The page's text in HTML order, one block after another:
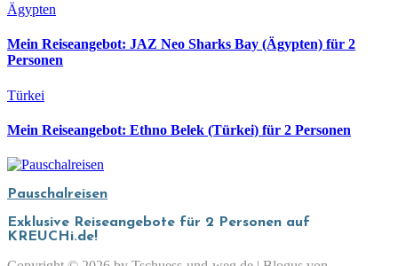
Ägypten
Mein Reiseangebot: JAZ Neo Sharks Bay (Ägypten) für 2
Personen
Türkei
Mein Reiseangebot: Ethno Belek (Türkei) für 2 Personen
Pauschalreisen
Exklusive Reiseangebote für 2 Personen auf
KREUCHi.de!